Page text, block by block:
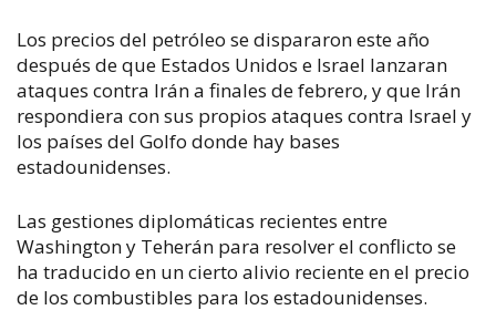
Los precios del petróleo se dispararon este año
después de que Estados Unidos e Israel lanzaran
ataques contra Irán a finales de febrero, y que Irán
respondiera con sus propios ataques contra Israel y
los países del Golfo donde hay bases
estadounidenses.
Las gestiones diplomáticas recientes entre
Washington y Teherán para resolver el conflicto se
ha traducido en un cierto alivio reciente en ⁠el precio
de los combustibles para los estadounidenses.